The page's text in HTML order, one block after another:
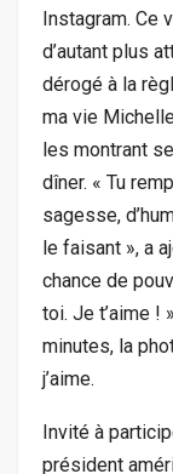
Instagram. Ce
d’autant plus
dérogé à la
ma vie
les montrant
dîner. « Tu
sagesse,
le faisant », a
chance de
toi. Je t’aime !
minutes, la
j’aime.
Invité à
président